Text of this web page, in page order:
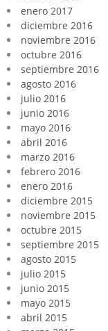
enero 2017
diciembre 2016
noviembre 2016
octubre 2016
septiembre 2016
agosto 2016
julio 2016
junio 2016
mayo 2016
abril 2016
marzo 2016
febrero 2016
enero 2016
diciembre 2015
noviembre 2015
octubre 2015
septiembre 2015
agosto 2015
julio 2015
junio 2015
mayo 2015
abril 2015